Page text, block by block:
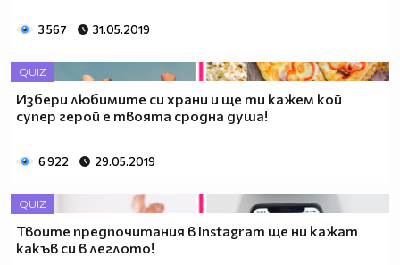
3 567 31.05.2019
QUIZ
Избери любимите си храни и ще ти кажем кой
супер герой е твоята сродна душа!
6 922 29.05.2019
QUIZ
Твоите предпочитания в Instagram ще ни кажат
какъв си в леглото!